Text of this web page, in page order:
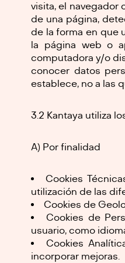
visita, el navegador
de una página,
de la forma en que
la página web o
computadora y/o
conocer datos
establece, no a las
3.2 Kantaya utiliza
A) Por finalidad
Cookies
utilización de las
Cookies de
Cookies de
usuario, como
Cookies
incorporar mejoras.